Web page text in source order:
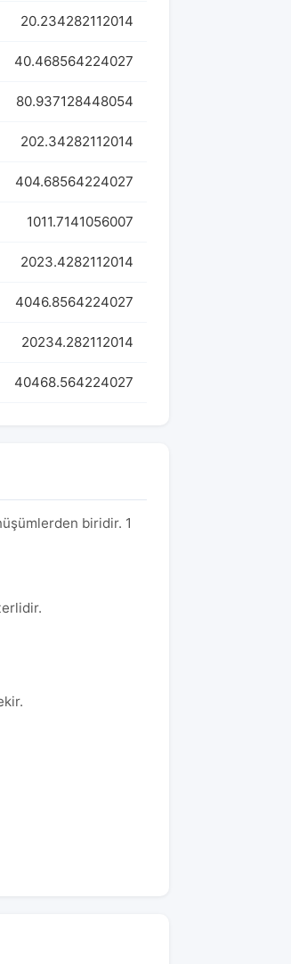
20.234282112014
40.468564224027
80.937128448054
202.34282112014
404.68564224027
1011.7141056007
2023.4282112014
4046.8564224027
20234.282112014
40468.564224027
biridir. 1